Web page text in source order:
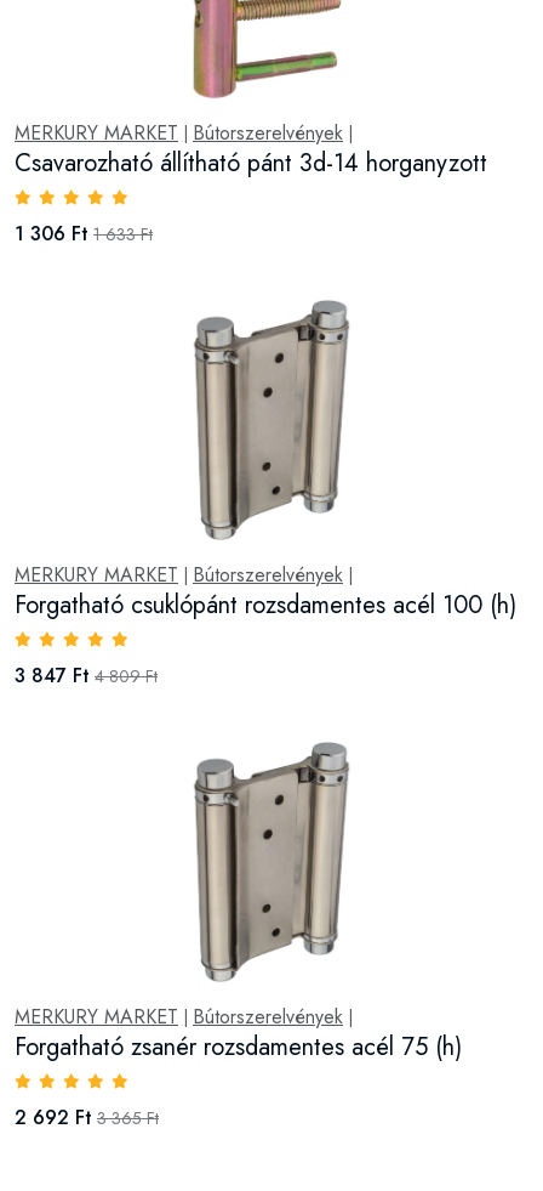
MERKURY MARKET Bútorszerelvények
Csavarozható állítható pánt 3d-14 horganyzott
1 306 Ft 1 633 Ft
MERKURY MARKET Bútorszerelvények
Forgatható csuklópánt rozsdamentes acél 100 (h)
3 847 Ft 4 809 Ft
MERKURY MARKET Bútorszerelvények
Forgatható zsanér rozsdamentes acél 75 (h)
2 692 Ft 3 365 Ft